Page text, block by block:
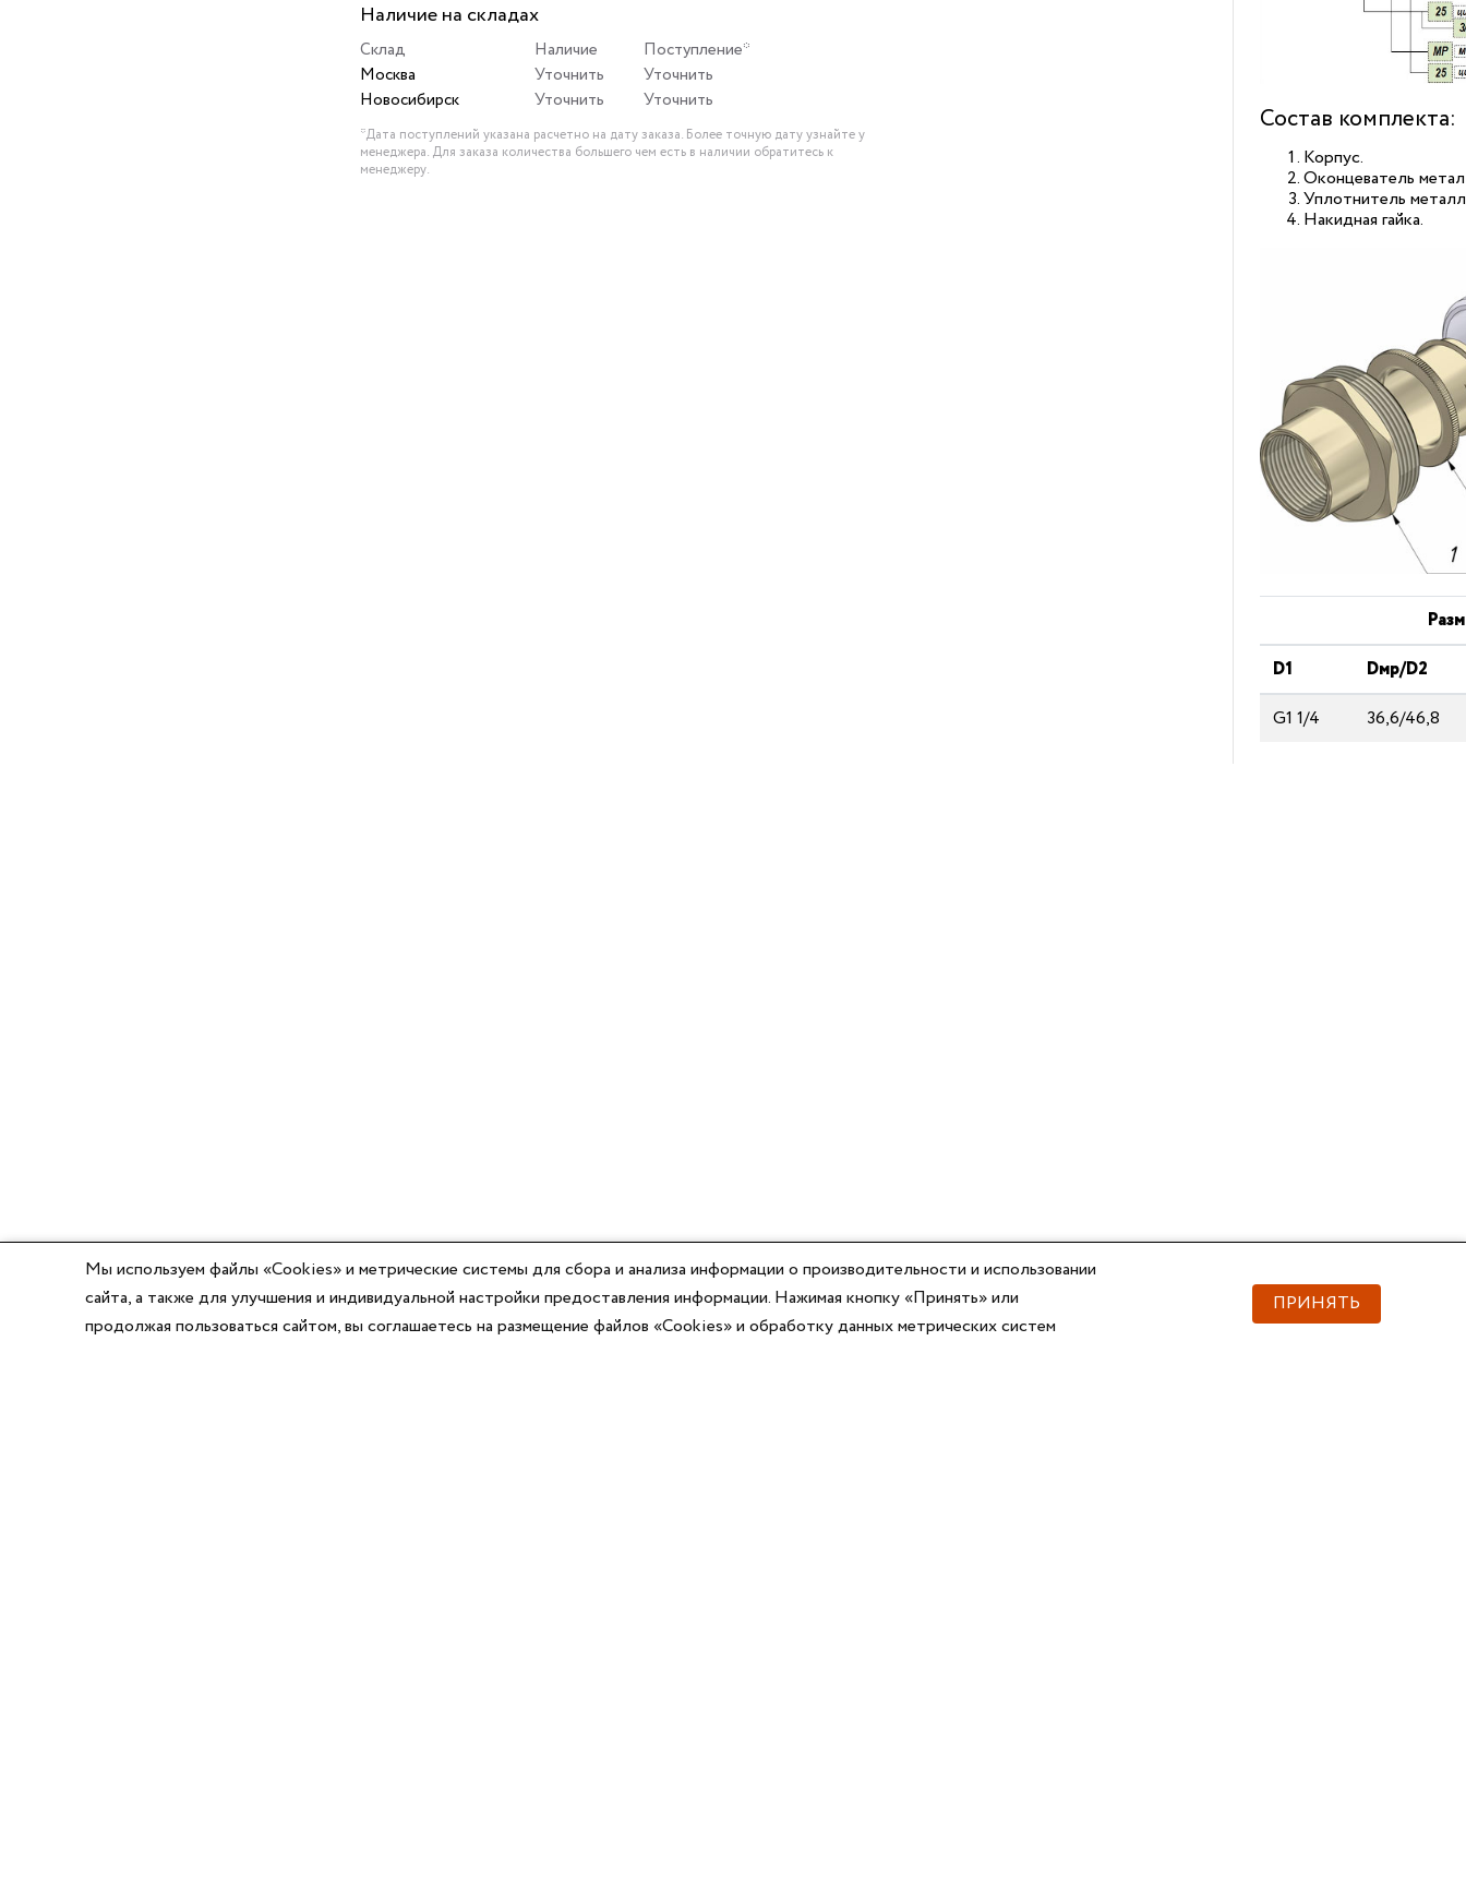
Наличие на складах
Склад Наличие
Поступление*
Москва
Уточнить
Уточнить
Новосибирск
Уточнить Уточнить
*Дата поступлений указана расчетно на дату заказа. Более точную дату узнайте у
менеджера. Для заказа количества большего чем есть в наличии обратитесь к
менеджеру.
Состав комплекта:
Корпус.
Оконцеватель
Уплотнитель
Накидная гайка.
D1
Dмp/D2
G1 1/4
36,6/46,8
Мы используем файлы «Cookies» и метрические системы для сбора и анализа информации о производительности и использовании
сайта, а также для улучшения и индивидуальной настройки предоставления информации. Нажимая кнопку «Принять» или
продолжая пользоваться сайтом, вы соглашаетесь на размещение файлов «Cookies» и обработку данных метрических систем
ПРИНЯТЬ